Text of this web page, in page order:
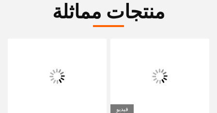
منتجات مماثلة
فيديو